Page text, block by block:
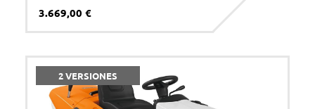
3.669,00 €
2 VERSIONES